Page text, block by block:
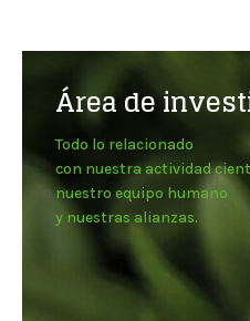
Área de
Todo lo relacionado
con nuestra actividad
nuestro equipo humano
y nuestras alianzas.